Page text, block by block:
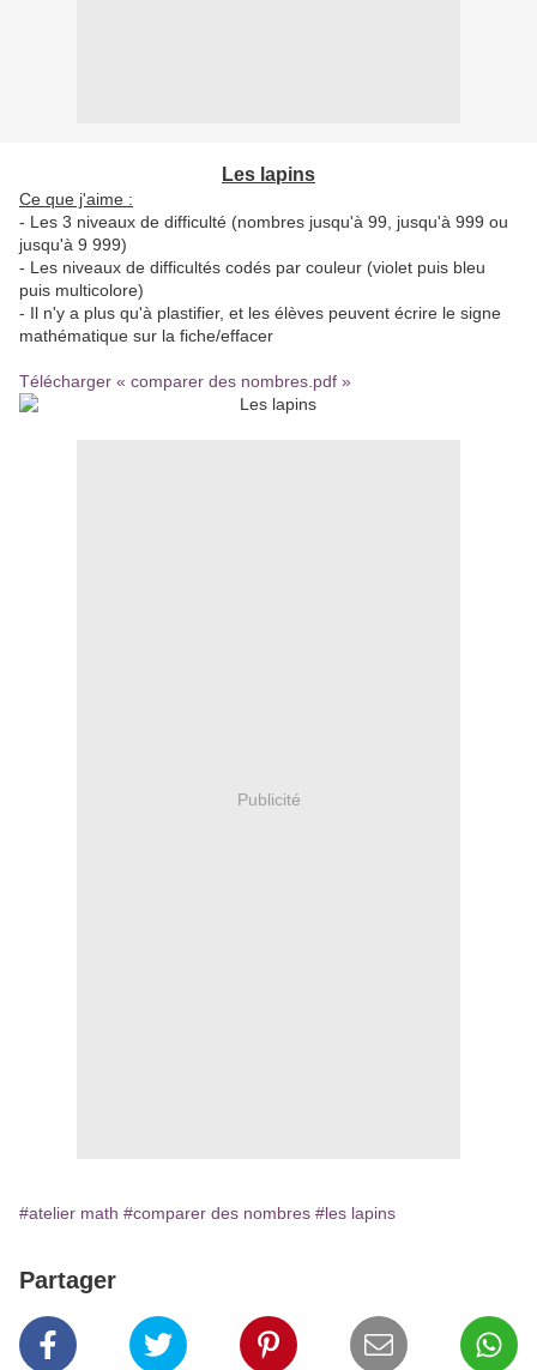
Les lapins
Ce que j'aime :
- Les 3 niveaux de difficulté (nombres jusqu'à 99, jusqu'à 999 ou
jusqu'à 9 999)
- Les niveaux de difficultés codés par couleur (violet puis bleu
puis multicolore)
- Il n'y a plus qu'à plastifier, et les élèves peuvent écrire le signe
mathématique sur la fiche/effacer
Télécharger « comparer des nombres.pdf »
Publicité
#atelier math #comparer des nombres #les lapins
Partager